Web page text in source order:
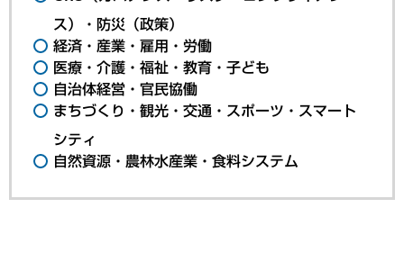
ス）・防災（政策）
経済・産業・雇用・労働
医療・介護・福祉・教育・子ども
自治体経営・官民協働
まちづくり・観光・交通・スポーツ・スマート
シティ
自然資源・農林水産業・食料システム